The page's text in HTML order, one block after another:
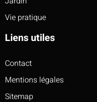
Vie pratique
Liens utiles
Contact
Mentions légales
Sitemap